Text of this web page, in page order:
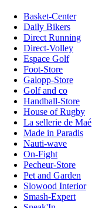
Basket-Center
Daily Bikers
Direct Running
Direct-Volley
Espace Golf
Foot-Store
Galopp-Store
Golf and co
Handball-Store
House of Rugby
La sellerie de Maé
Made in Paradis
Nauti-wave
On-Fight
Pecheur-Store
Pet and Garden
Slowood Interior
Smash-Expert